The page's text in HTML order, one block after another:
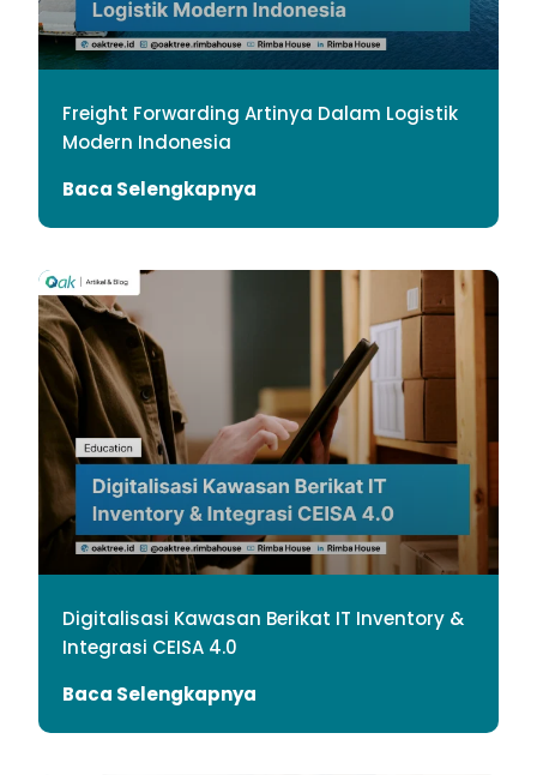
Freight Forwarding Artinya Dalam Logistik
Modern Indonesia
Baca Selengkapnya
Digitalisasi Kawasan Berikat IT Inventory &
Integrasi CEISA 4.0
Baca Selengkapnya